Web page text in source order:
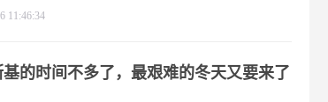
11:46:34
的时间不多了，最艰难的冬天又要来了